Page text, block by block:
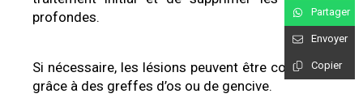
profondes.
Si nécessaire, les lésions peuvent être comblées
grâce à des greffes d’os ou de gencive.
Partager
Envoyer
Copier